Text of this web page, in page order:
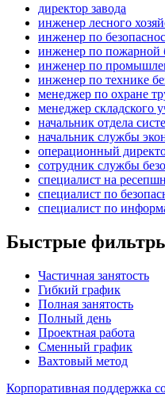
директор завода
инженер лесного
инженер по
инженер по пожарной
инженер по
инженер по технике
менеджер по охране
менеджер складского
начальник отдела
начальник службы
операционный
сотрудник службы
специалист на ресепшн
специалист по
специалист по
Быстрые
Частичная занятость
Гибкий график
Полная занятость
Полный день
Проектная работа
Сменный график
Вахтовый метод
Корпоративная поддержка